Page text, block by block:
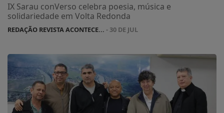
IX Sarau conVerso celebra poesia, música e
solidariedade em Volta Redonda
REDAÇÃO REVISTA ACONTECE... - 30 DE JUL